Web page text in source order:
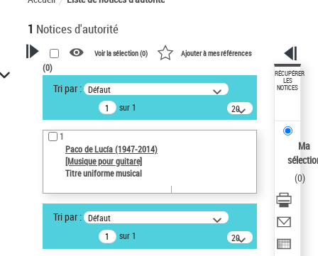
1 Notices d'autorité
VOTRE RECHERCHE
Recherche avancée dans les
notices d’autorité
Œuvres liées à l'auteur :
Paco de Lucía (1947-2014)
Type de notice d'autorité
ne s'applique pas
Sauvegarder votre recherche
Voir la sélection (0) Ajouter à mes références
(0)
Tri par : Défaut
sur 1
20
résultats/page
1
Paco de Lucía (1947-2014)
[Musique pour guitare]
Titre uniforme musical
Tri par : Défaut
sur 1
20
résultats/page
RÉCUPÉRER
LES
NOTICES
Ma
(0)